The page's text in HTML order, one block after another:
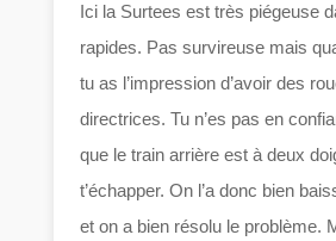
Ici la Surtees est très piégeuse
rapides. Pas survireuse mais
tu as l’impression d’avoir des
directrices. Tu n’es pas en
que le train arrière est à deux
t’échapper. On l’a donc bien
et on a bien résolu le problème.